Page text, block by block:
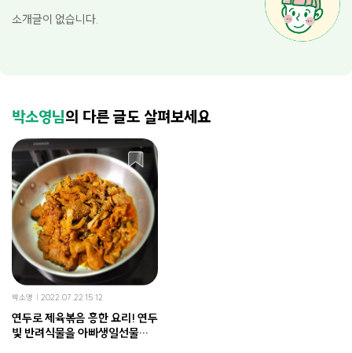
소개글이 없습니다.
박소영님의 다른 글도 살펴보세요
박소영 2022.07.22 15:12
연두로 제육볶음 흥한 요리! 연두
빛 반려식물을 아빠생일선물로